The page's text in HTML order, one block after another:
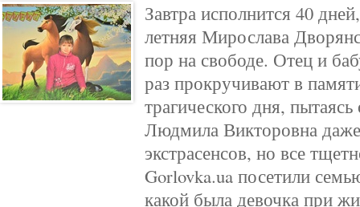
Завтра исполнится 40
летняя Мирослава
пор на свободе. Отец и
раз прокручивают в
трагического дня,
Людмила Викторовна
экстрасенсов, но все
Gorlovka.ua посетили
какой была девочка при